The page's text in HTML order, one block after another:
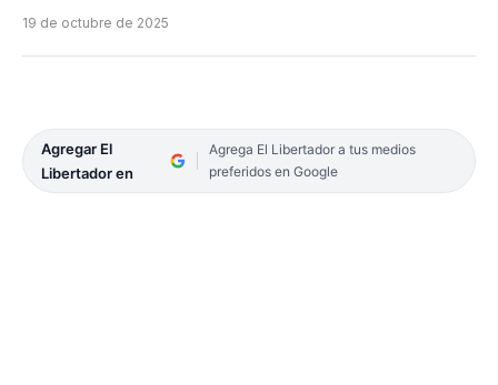
19 de octubre de 2025
Agregar El
Libertador en
Agrega El Libertador a tus medios
preferidos en Google